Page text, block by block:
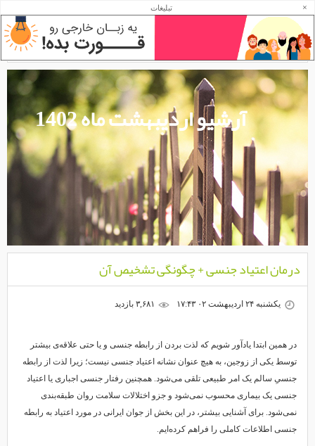
آرشیو اردیبهشت ماه 1402
درمان اعتیاد جنسی + چگونگی تشخیص آن
یکشنبه ۲۴ اردیبهشت ۰۲ ۱۷:۴۳
در همین ابتدا یادآور شویم که لذت بردن از رابطه جنسی و یا حتی علاقه‌ی بیشتر
توسط یکی از زوجین، به هیچ عنوان نشانه اعتیاد جنسی نیست؛ زیرا لذت از رابطه
جنسیِ سالم یک امر طبیعی تلقی می‌شود. همچنین رفتار جنسی اجباری یا اعتیاد
جنسی یک بیماری محسوب نمی‌شود و جزو اختلالات سلامت روان طبقه‌بندی
نمی‌شود. برای آشنایی بیشتر، در این بخش از جوان ایرانی در مورد اعتیاد به رابطه
جنسی اطلاعات کاملی را فراهم کرده‌ایم.
تبلیغات ×